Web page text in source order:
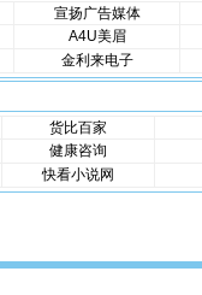
宣扬广告媒体
A4U美眉
金利来电子
货比百家
健康咨询
快看小说网